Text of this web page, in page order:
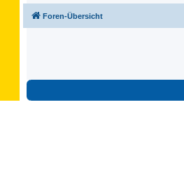
Foren-Übersicht